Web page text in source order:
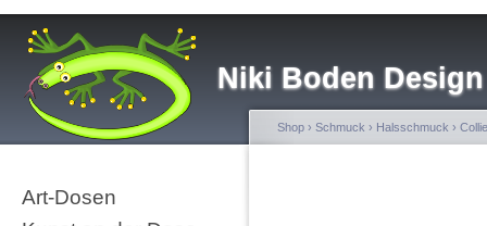
Niki Boden Design
Art-Dosen
Shop › Schmuck › Halsschmuck ›